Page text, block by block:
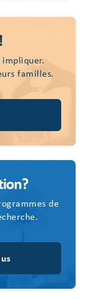
impliquer.
familles.
de